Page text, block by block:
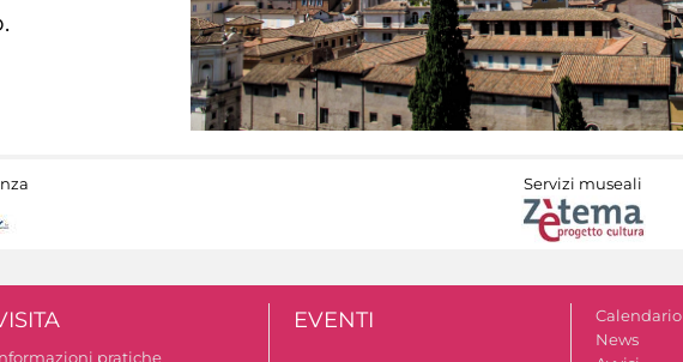
Servizi museali
pratiche
EVENTI
Calendario
News